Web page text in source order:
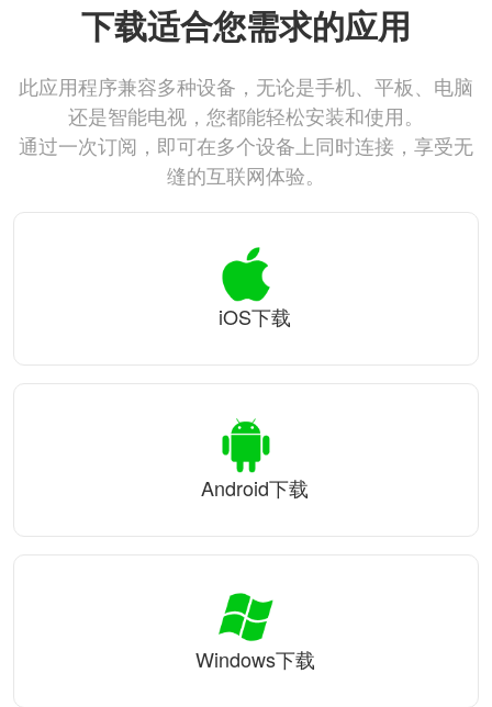
下载适合您需求的应用
此应用程序兼容多种设备，无论是手机、平板、电脑
还是智能电视，您都能轻松安装和使用。
通过一次订阅，即可在多个设备上同时连接，享受无
缝的互联网体验。
iOS下载
Android下载
Windows下载